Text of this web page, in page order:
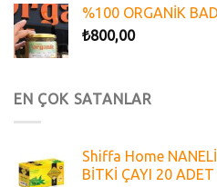
%100 ORGANİK
₺800,00
EN ÇOK SATANLAR
Shiffa Home
BİTKİ ÇAYI 20 ADET